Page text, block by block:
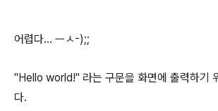
어렵다... ㅡㅅ-);;
"Hello world!" 라는 구문을 화면에 출력하기
다.